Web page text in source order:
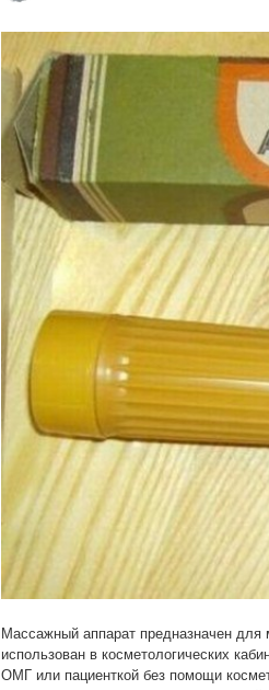
Массажный аппарат предназначен
использован в косметологических
ОМГ или пациенткой без помощи